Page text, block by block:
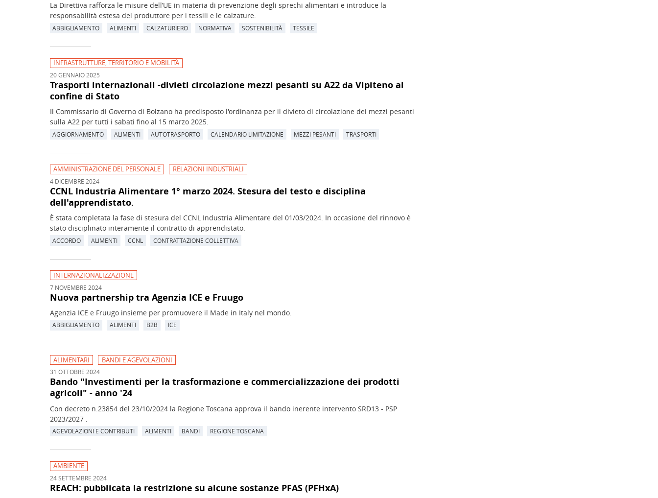
La Direttiva rafforza le misure dell’UE in materia di prevenzione degli sprechi alimentari e introduce la
responsabilità estesa del produttore per i tessili e le calzature.
ABBIGLIAMENTO ALIMENTI CALZATURIERO NORMATIVA SOSTENIBILITÀ TESSILE
INFRASTRUTTURE, TERRITORIO E MOBILITÀ
20 GENNAIO 2025
Trasporti internazionali -divieti circolazione mezzi pesanti su A22 da Vipiteno al
confine di Stato
Il Commissario di Governo di Bolzano ha predisposto l'ordinanza per il divieto di circolazione dei mezzi pesanti
sulla A22 per tutti i sabati fino al 15 marzo 2025.
AGGIORNAMENTO ALIMENTI AUTOTRASPORTO CALENDARIO LIMITAZIONE MEZZI PESANTI TRASPORTI
AMMINISTRAZIONE DEL PERSONALE RELAZIONI INDUSTRIALI
4 DICEMBRE 2024
CCNL Industria Alimentare 1° marzo 2024. Stesura del testo e disciplina
dell'apprendistato.
È stata completata la fase di stesura del CCNL Industria Alimentare del 01/03/2024. In occasione del rinnovo è
stato disciplinato interamente il contratto di apprendistato.
ACCORDO ALIMENTI CCNL CONTRATTAZIONE COLLETTIVA
INTERNAZIONALIZZAZIONE
7 NOVEMBRE 2024
Nuova partnership tra Agenzia ICE e Fruugo
Agenzia ICE e Fruugo insieme per promuovere il Made in Italy nel mondo.
ABBIGLIAMENTO ALIMENTI B2B ICE
ALIMENTARI BANDI E AGEVOLAZIONI
31 OTTOBRE 2024
Bando "Investimenti per la trasformazione e commercializzazione dei prodotti
agricoli" - anno '24
Con decreto n.23854 del 23/10/2024 la Regione Toscana approva il bando inerente intervento SRD13 - PSP
2023/2027 .
AGEVOLAZIONI E CONTRIBUTI ALIMENTI BANDI REGIONE TOSCANA
AMBIENTE
24 SETTEMBRE 2024
REACH: pubblicata la restrizione su alcune sostanze PFAS (PFHxA)